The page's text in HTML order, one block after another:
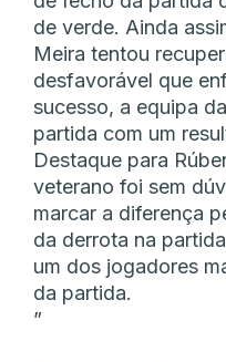
de verde. Ainda
Meira tentou
desfavorável que
sucesso, a equipa
partida com um
Destaque para
veterano foi sem
marcar a diferença
da derrota na
um dos jogadores
da partida.
”